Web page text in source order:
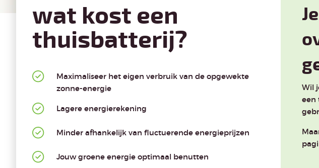
wat kost een
thuisbatterij?
Maximaliseer het eigen verbruik van de opgewekte
zonne-energie
Lagere energierekening
Minder afhankelijk van fluctuerende energieprijzen
Jouw groene energie optimaal benutten
Wil
een